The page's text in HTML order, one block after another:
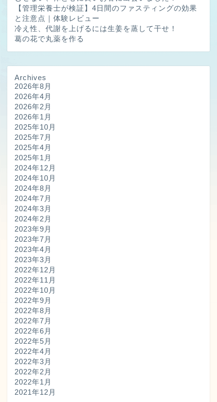
【管理栄養士が検証】4日間のファスティングの効果
と注意点｜体験レビュー
冷え性、代謝を上げるには生姜を蒸して干せ！
葛の花で丸薬を作る
Archives
2026年8月
2026年4月
2026年2月
2026年1月
2025年10月
2025年7月
2025年4月
2025年1月
2024年12月
2024年10月
2024年8月
2024年7月
2024年3月
2024年2月
2023年9月
2023年7月
2023年4月
2023年3月
2022年12月
2022年11月
2022年10月
2022年9月
2022年8月
2022年7月
2022年6月
2022年5月
2022年4月
2022年3月
2022年2月
2022年1月
2021年12月